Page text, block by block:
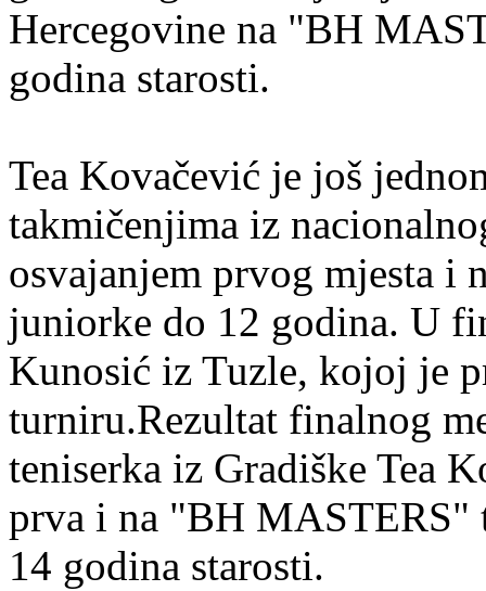
Hercegovine na "BH
godina starosti.
Tea Kovačević je još
takmičenjima iz
osvajanjem prvog mjesta
juniorke do 12 godina. U
Kunosić iz Tuzle, kojoj je
turniru.Rezultat finalnog
teniserka iz Gradiške Tea
prva i na "BH
14 godina starosti.